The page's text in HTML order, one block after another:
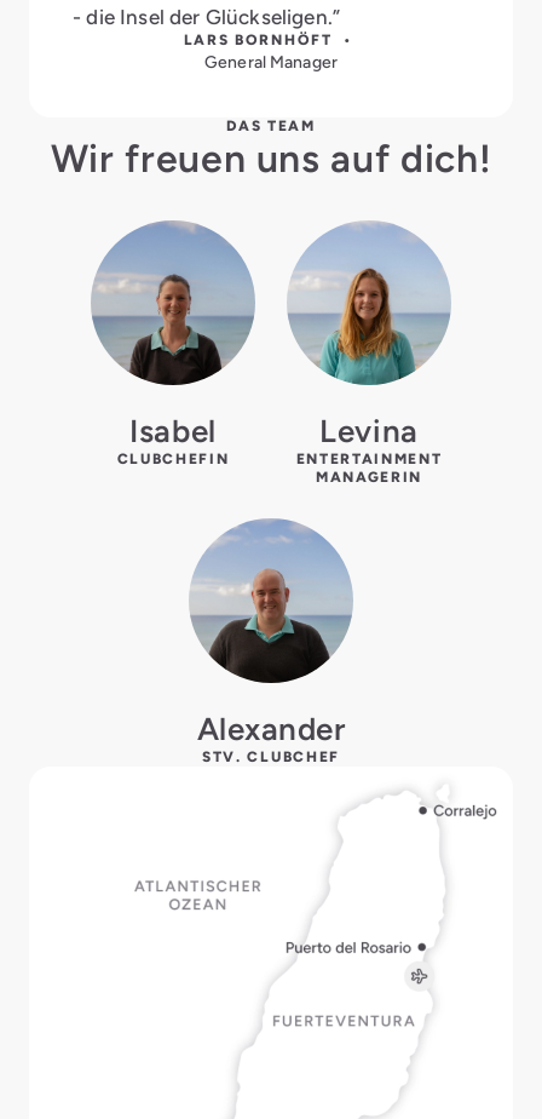
- die Insel der Glückseligen.”
LARS BORNHÖFT •
General Manager
DAS TEAM
Wir freuen uns auf dich!
Isabel
CLUBCHEFIN
Levina
ENTERTAINMENT
MANAGERIN
Alexander
STV. CLUBCHEF